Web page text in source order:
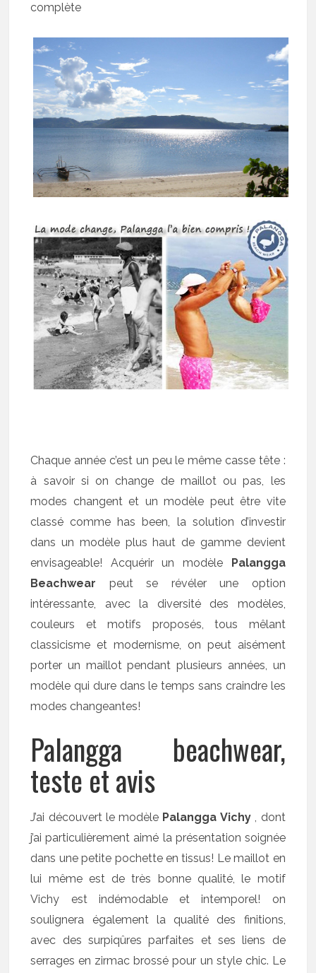
complète
Chaque année c’est un peu le même casse tête :
à savoir si on change de maillot ou pas, les
modes changent et un modèle peut être vite
classé comme has been, la solution d’investir
dans un modèle plus haut de gamme devient
envisageable! Acquérir un modèle Palangga
Beachwear peut se révéler une option
intéressante, avec la diversité des modèles,
couleurs et motifs proposés, tous mêlant
classicisme et modernisme, on peut aisément
porter un maillot pendant plusieurs années, un
modèle qui dure dans le temps sans craindre les
modes changeantes!
Palangga beachwear,
teste et avis
J’ai découvert le modèle Palangga Vichy , dont
j’ai particulièrement aimé la présentation soignée
dans une petite pochette en tissus! Le maillot en
lui même est de très bonne qualité, le motif
Vichy est indémodable et intemporel! on
soulignera également la qualité des finitions,
avec des surpiqûres parfaites et ses liens de
serrages en zirmac brossé pour un style chic. Le